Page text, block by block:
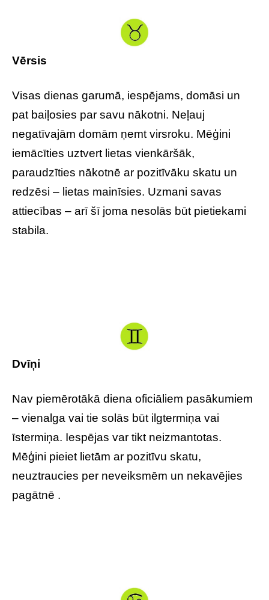
Vērsis
Visas dienas garumā, iespējams, domāsi un
pat baiļosies par savu nākotni. Neļauj
negatīvajām domām ņemt virsroku. Mēģini
iemācīties uztvert lietas vienkāršāk,
paraudzīties nākotnē ar pozitīvāku skatu un
redzēsi – lietas mainīsies. Uzmani savas
attiecības – arī šī joma nesolās būt pietiekami
stabila.
Dvīņi
Nav piemērotākā diena oficiāliem pasākumiem
– vienalga vai tie solās būt ilgtermiņa vai
īstermiņa. Iespējas var tikt neizmantotas.
Mēģini pieiet lietām ar pozitīvu skatu,
neuztraucies per neveiksmēm un nekavējies
pagātnē .